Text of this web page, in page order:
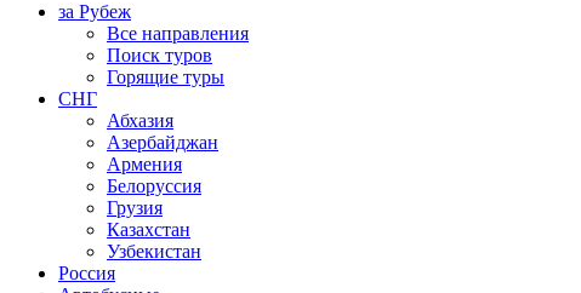
за Рубеж
Все направления
Поиск туров
Горящие туры
СНГ
Абхазия
Азербайджан
Армения
Белоруссия
Грузия
Казахстан
Узбекистан
Россия